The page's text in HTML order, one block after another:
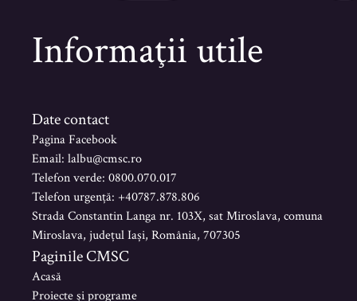
Informaţii utile
Date contact
Pagina Facebook
Email: lalbu@cmsc.ro
Telefon verde: 0800.070.017
Telefon urgență: +40787.878.806
Strada Constantin Langa nr. 103X, sat Miroslava, comuna
Miroslava, județul Iași, România, 707305
Paginile CMSC
Acasă
Proiecte şi programe